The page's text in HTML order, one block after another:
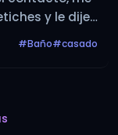
y le dije
#Baño#casado